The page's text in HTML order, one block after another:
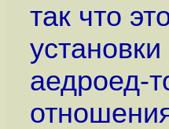
так что
аедроед-